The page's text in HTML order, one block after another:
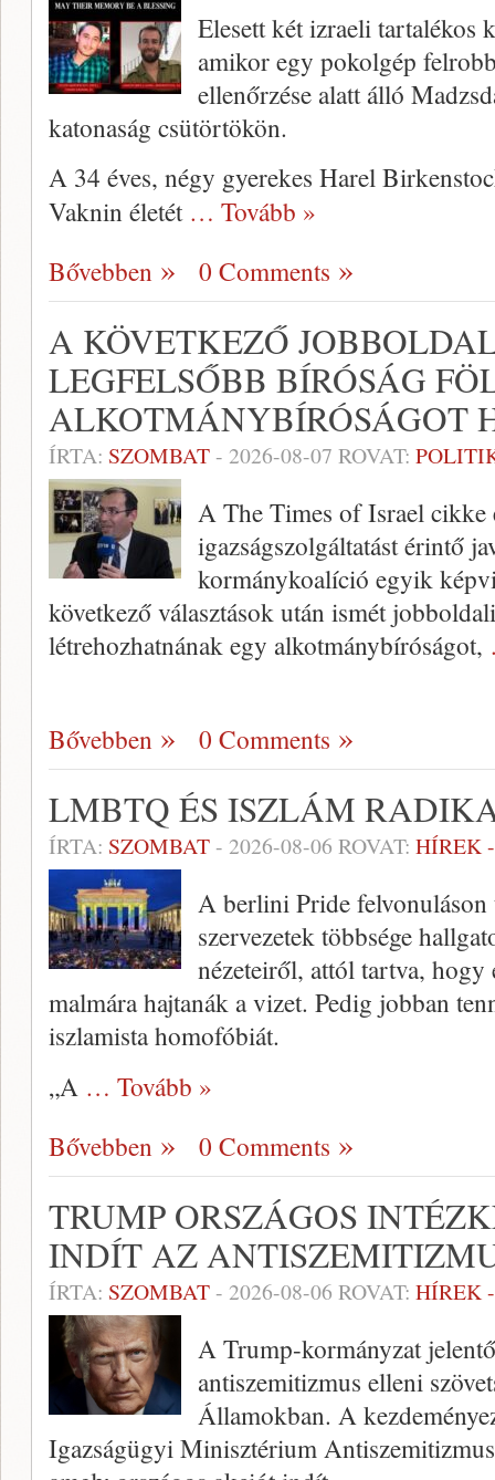
Elesett két izraeli tartalékos
amikor egy pokolgép
ellenőrzése alatt álló
katonaság csütörtökön.
A 34 éves, négy gyerekes Harel
Vaknin életét … Tovább »
Bővebben
0 Comments
A KÖVETKEZŐ
LEGFELSŐBB BÍRÓSÁG
ALKOTMÁNYBÍRÓSÁGOT
ÍRTA: SZOMBAT- 2026-08-07 ROVAT:
A The Times of Israel cikke
igazságszolgáltatást érintő
kormánykoalíció egyik
következő választások után ismét
létrehozhatnának egy alkotmánybíróságot,
Bővebben 0 Comments
LMBTQ ÉS ISZLÁM
ÍRTA: SZOMBAT- 2026-08-06 ROVAT: HÍREK
A berlini Pride felvonuláson
szervezetek többsége
nézeteiről, attól tartva,
malmára hajtanák a vizet. Pedig jobban
iszlamista homofóbiát.
„A … Tovább »
Bővebben
0 Comments
TRUMP ORSZÁGOS
INDÍT AZ
ÍRTA: SZOMBAT- 2026-08-06 ROVAT: HÍREK
A Trump-kormányzat
antiszemitizmus elleni
Államokban. A
Igazságügyi Minisztérium